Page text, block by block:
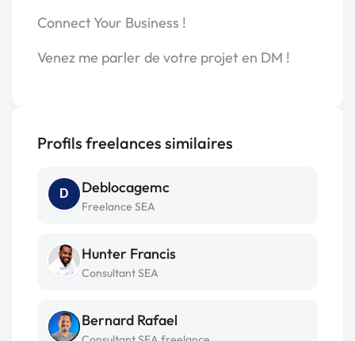
Connect Your Business !
Venez me parler de votre projet en DM !
Profils freelances similaires
D Deblocagemc
Freelance SEA
Hunter Francis
Consultant SEA
Bernard Rafael